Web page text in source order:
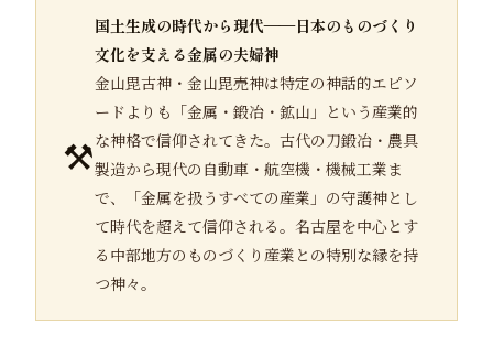
⚒️
国土生成の時代から現代——日本のものづくり
文化を支える金属の夫婦神
金山毘古神・金山毘売神は特定の神話的エピソ
ードよりも「金属・鍛冶・鉱山」という産業的
な神格で信仰されてきた。古代の刀鍛冶・農具
製造から現代の自動車・航空機・機械工業ま
で、「金属を扱うすべての産業」の守護神とし
て時代を超えて信仰される。名古屋を中心とす
る中部地方のものづくり産業との特別な縁を持
つ神々。